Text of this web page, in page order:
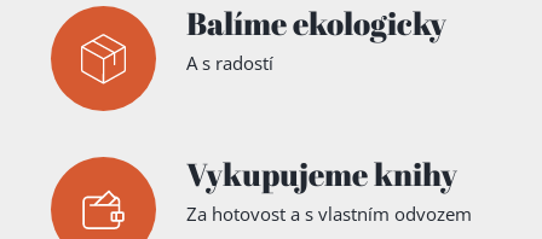
Balíme ekologicky
A s radostí
Vykupujeme knihy
Za hotovost a s vlastním odvozem